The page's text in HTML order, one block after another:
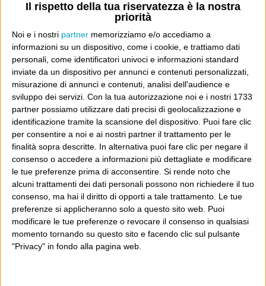
Il rispetto della tua riservatezza è la nostra
priorità
Noi e i nostri partner memorizziamo e/o accediamo a
informazioni su un dispositivo, come i cookie, e trattiamo dati
personali, come identificatori univoci e informazioni standard
inviate da un dispositivo per annunci e contenuti personalizzati,
misurazione di annunci e contenuti, analisi dell'audience e
sviluppo dei servizi. Con la tua autorizzazione noi e i nostri 1733
partner possiamo utilizzare dati precisi di geolocalizzazione e
identificazione tramite la scansione del dispositivo. Puoi fare clic
per consentire a noi e ai nostri partner il trattamento per le
finalità sopra descritte. In alternativa puoi fare clic per negare il
consenso o accedere a informazioni più dettagliate e modificare
le tue preferenze prima di acconsentire. Si rende noto che
alcuni trattamenti dei dati personali possono non richiedere il tuo
consenso, ma hai il diritto di opporti a tale trattamento. Le tue
preferenze si applicheranno solo a questo sito web. Puoi
modificare le tue preferenze o revocare il consenso in qualsiasi
momento tornando su questo sito e facendo clic sul pulsante
"Privacy" in fondo alla pagina web.
Buona Freaks
E per i regali di Natale